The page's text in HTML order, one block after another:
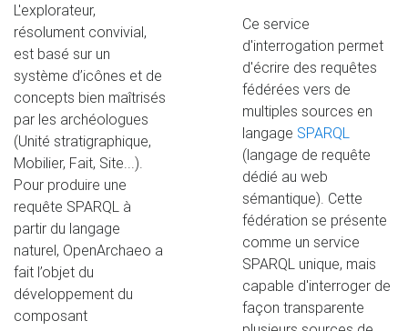
Ce service
d'interrogation permet
d'écrire des requêtes
fédérées vers de
multiples sources en
langage SPARQL
(langage de requête
dédié au web
sémantique). Cette
fédération se présente
comme un service
SPARQL unique, mais
capable d'interroger de
façon transparente
L'explorateur,
résolument convivial,
est basé sur un
système d’icônes et de
concepts bien maîtrisés
par les archéologues
(Unité stratigraphique,
Mobilier, Fait, Site...).
Pour produire une
requête SPARQL à
partir du langage
naturel, OpenArchaeo a
fait l’objet du
développement du
composant